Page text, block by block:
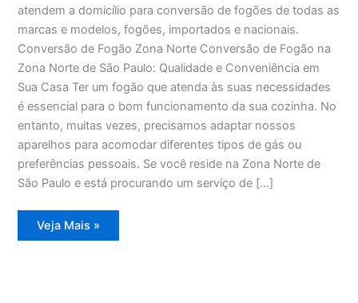
atendem a domicílio para conversão de fogões de todas as
marcas e modelos, fogões, importados e nacionais.
Conversão de Fogão Zona Norte Conversão de Fogão na
Zona Norte de São Paulo: Qualidade e Conveniência em
Sua Casa Ter um fogão que atenda às suas necessidades
é essencial para o bom funcionamento da sua cozinha. No
entanto, muitas vezes, precisamos adaptar nossos
aparelhos para acomodar diferentes tipos de gás ou
preferências pessoais. Se você reside na Zona Norte de
São Paulo e está procurando um serviço de […]
Conversão
de
Veja Mais »